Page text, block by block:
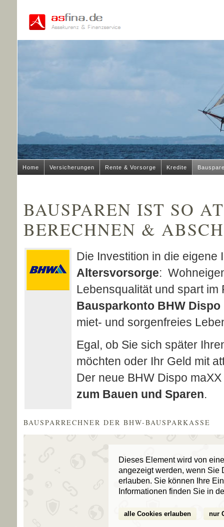
Home Versicherungen Rente & Vorsorge Kredite
BAUSPAREN IST SO
BERECHNEN &
Die Investition in die
Alters­vorsorge:
Lebensqualität und spart
Bausparkonto BHW Dispo
miet- und sorgenfreies
Egal, ob Sie sich später
möchten oder Ihr Geld mit
Der neue BHW Dispo
zum Bauen und Sparen.
BAUSPARRECHNER DER BHW-BAUSPARKASSE
Dieses Element wird von
angezeigt werden, wenn Sie
erlauben. Sie können Ihre
Informationen finden Sie in
alle Cookies erlauben nur